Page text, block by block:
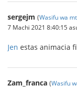
sergejm (Wasifu wa
7 Machi 2021 8:40:15
Jen estas animacia
Zam_franca (Wasifu